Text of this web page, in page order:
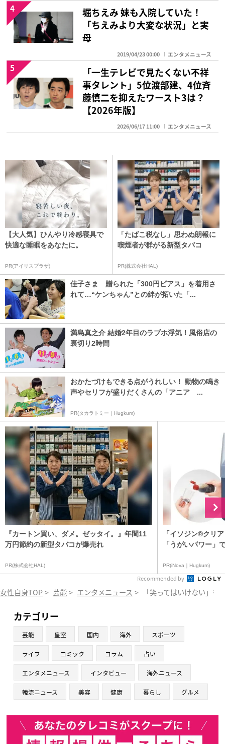
堀ちえみ 妹も入院していた！
「ちえみより大変な状況」と実
母
2019/04/23 00:00 エンタメニュース
4
「一生テレビで見たくない不祥
事タレント」5位渡部建、4位斉
藤慎二を抑えたワースト3は？
【2026年版】
2026/06/17 11:00 エンタメニュース
5
【大人気】ひんやり冷感寝具で
快適な睡眠をあなたに。
PR(アイリスプラザ)
「たばこ税なし」思わぬ朗報に
喫煙者が群がる新型タバコ
PR(株式会社HAL)
佳子さま 贈られた「300円ピアス」を着用さ
れて…“ケンちゃん”との絆が拓いた「...
満島真之介 結婚2年目のラブホ浮気！風俗店の
裏切り2時間
おかたづけもできる点がうれしい！ 動物の鳴き
声やセリフが盛りだくさんの「アニア ...
PR(タカラトミー｜Hugkum)
『カートン買い、ダメ。ゼッタイ。』年間11
万円節約の新型タバコが爆売れ
PR(株式会社HAL)
「イソジン®クリ
「うがいパワー」
PR(iNova｜Hugkum)
Recommended by
女性自身TOP > 芸能 > エンタメニュース > 「笑ってはいけない」
カテゴリー
芸能 皇室 国内 海外 スポーツ
ライフ コミック コラム 占い
エンタメニュース インタビュー 海外ニュース
韓流ニュース 美容 健康 暮らし グルメ